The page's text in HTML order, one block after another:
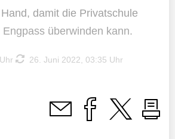
damit die Privatschule
überwinden kann.
26. Juni 2022, 03:35 Uhr